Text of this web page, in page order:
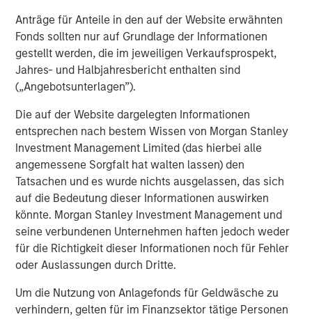
Anträge für Anteile in den auf der Website erwähnten
Fonds sollten nur auf Grundlage der Informationen
gestellt werden, die im jeweiligen Verkaufsprospekt,
Jahres- und Halbjahresbericht enthalten sind
(„Angebotsunterlagen”).
Die auf der Website dargelegten Informationen
entsprechen nach bestem Wissen von Morgan Stanley
Investment Management Limited (das hierbei alle
angemessene Sorgfalt hat walten lassen) den
Tatsachen und es wurde nichts ausgelassen, das sich
auf die Bedeutung dieser Informationen auswirken
könnte. Morgan Stanley Investment Management und
seine verbundenen Unternehmen haften jedoch weder
für die Richtigkeit dieser Informationen noch für Fehler
oder Auslassungen durch Dritte.
Um die Nutzung von Anlagefonds für Geldwäsche zu
verhindern, gelten für im Finanzsektor tätige Personen
principal and gains to its investors. Until then, investor
capital is locked up with few means of realizing value.
Horizon IRRs